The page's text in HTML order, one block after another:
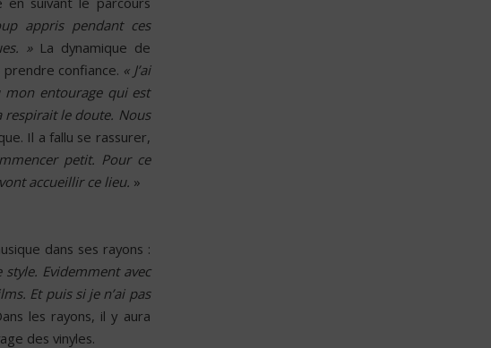
appris pendant ces
» La dynamique de
confiance. « J’ai
entourage qui est
respirait le doute. Nous
Il a fallu se rassurer,
petit. Pour ce
accueillir ce lieu. »
dans ses rayons :
Evidemment avec
Et puis si je n’ai pas
les rayons, il y aura
des vinyles.